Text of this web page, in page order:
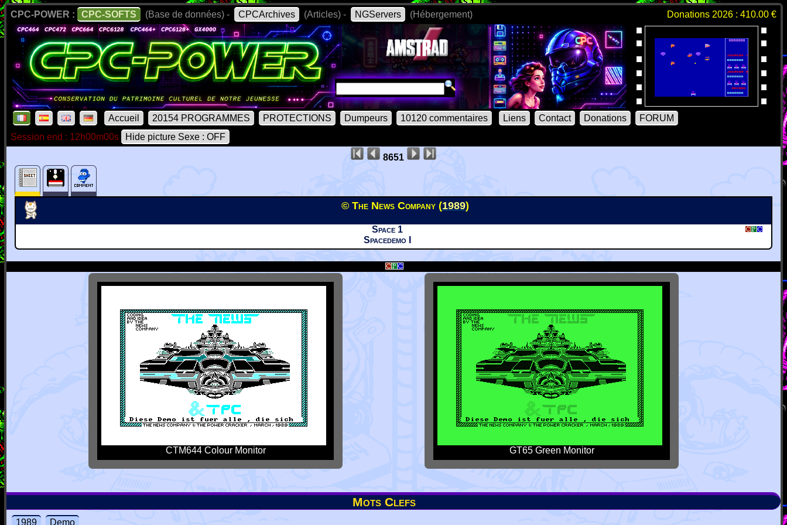
CPC-POWER : CPC-SOFTS (Base de données) - CPCArchives (Articles) - NGServers (Hébergement) Donations 2026 : 410.00 €
Accueil 20154 PROGRAMMES PROTECTIONS Dumpeurs 10120 commentaires Liens Contact Donations
FORUM
Session end : 12h00m00s
Hide picture Sexe : OFF
8651
© The News Company (1989)
Space 1
Spacedemo I
CTM644 Colour Monitor GT65 Green Monitor
Mots Clefs
1989 Demo